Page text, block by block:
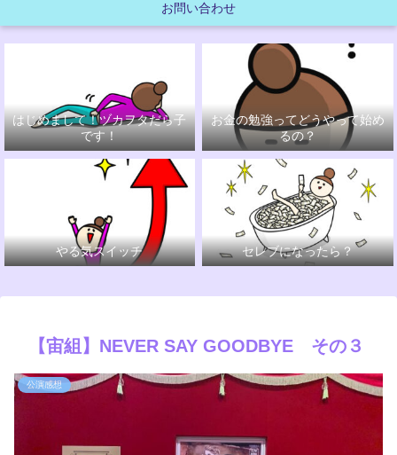
お問い合わせ
はじめまして！ヅカヲタだら子
です！
お金の勉強ってどうやって始め
るの？
やる気スイッチ セレブになったら？
【宙組】NEVER SAY GOODBYE その３
公演感想